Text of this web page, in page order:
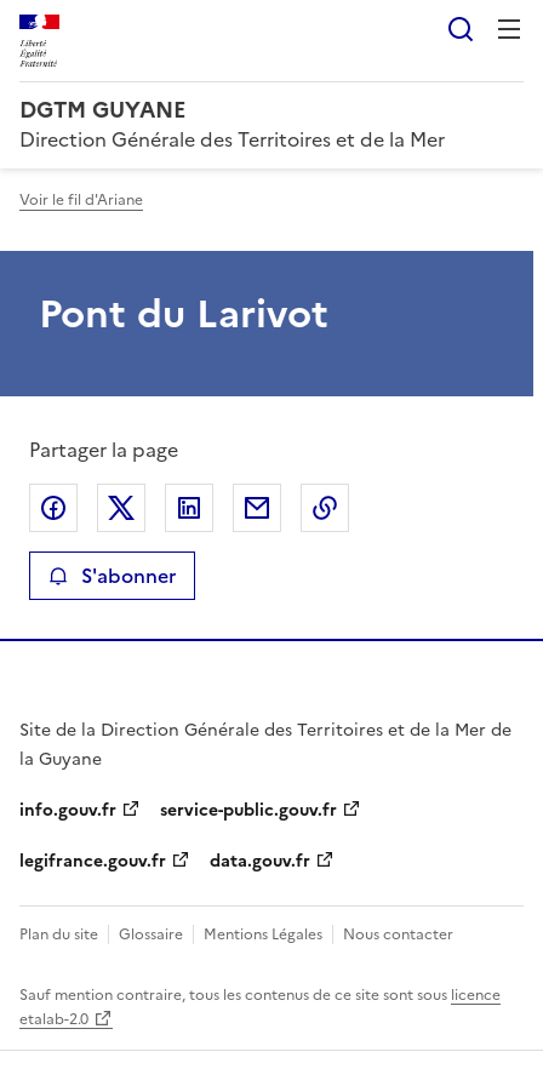
DGTM GUYANE
Direction Générale des Territoires et de la Mer
Voir le fil d'Ariane
Pont du Larivot
Partager la page
Partager sur Facebook
Partager sur XPartager sur LinkedIn
Partager par email
S'abonner
Site de la Direction Générale des Territoires et de la Mer de
la Guyane
info.gouv.fr
service-public.gouv.fr
legifrance.gouv.fr
data.gouv.fr
Plan du site Glossaire Mentions Légales Nous contacter
Sauf mention contraire, tous les contenus de ce site sont sous licence
etalab-2.0